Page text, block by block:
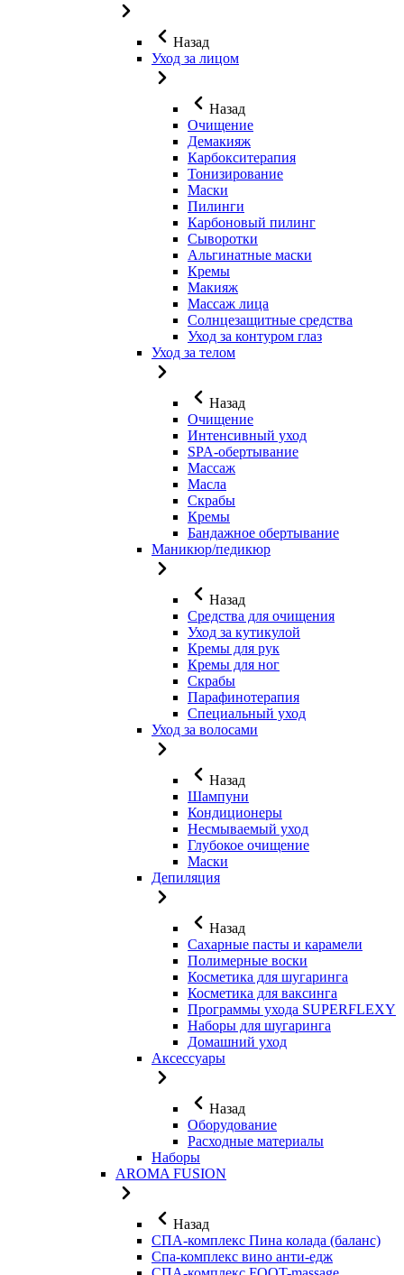
Назад
Уход за лицом
Назад
Очищение
Демакияж
Карбокситерапия
Тонизирование
Маски
Пилинги
Карбоновый пилинг
Сыворотки
Альгинатные маски
Кремы
Макияж
Массаж лица
Солнцезащитные средства
Уход за контуром глаз
Уход за телом
Назад
Очищение
Интенсивный уход
SPA-обертывание
Массаж
Масла
Скрабы
Кремы
Бандажное обертывание
Маникюр/педикюр
Назад
Средства для очищения
Уход за кутикулой
Кремы для рук
Кремы для ног
Скрабы
Парафинотерапия
Специальный уход
Уход за волосами
Назад
Шампуни
Кондиционеры
Несмываемый уход
Глубокое очищение
Маски
Депиляция
Назад
Сахарные пасты и карамели
Полимерные воски
Косметика для шугаринга
Косметика для ваксинга
Программы ухода SUPERFLEXY
Наборы для шугаринга
Домашний уход
Аксессуары
Назад
Оборудование
Расходные материалы
Наборы
AROMA FUSION
Назад
СПА-комплекс Пина колада (баланс)
Cпа-комплекс вино анти-едж